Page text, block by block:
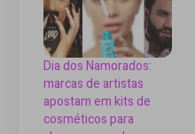
Dia dos Namorados:
marcas de artistas
apostam em kits de
cosméticos para